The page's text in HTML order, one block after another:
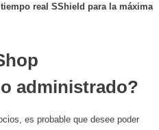
real SShield para la máxima
administrado?
es probable que desee poder